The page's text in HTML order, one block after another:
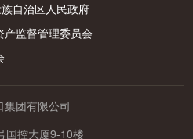
自治区人民政府
监督管理委员会
团有限公司
国控大厦9-10楼